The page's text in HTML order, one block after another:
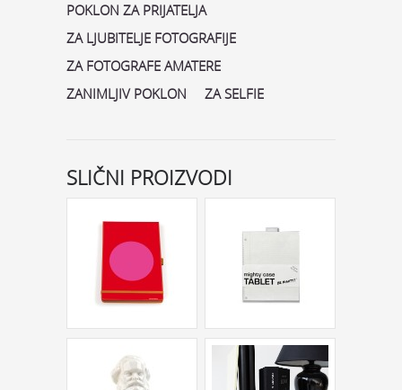
POKLON ZA PRIJATELJA
ZA LJUBITELJE FOTOGRAFIJE
ZA FOTOGRAFE AMATERE
ZANIMLJIV POKLON
ZA SELFIE
SLIČNI PROIZVODI